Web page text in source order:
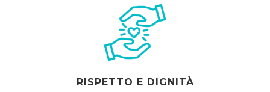
RISPETTO E DIGNITÀ